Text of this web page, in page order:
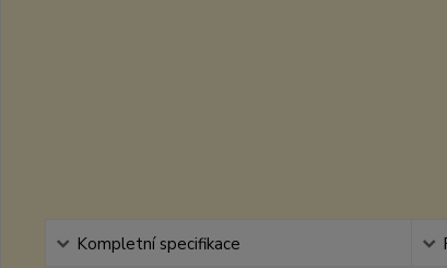
Kompletní specifikace